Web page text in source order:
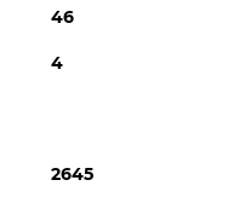
46
4
2645